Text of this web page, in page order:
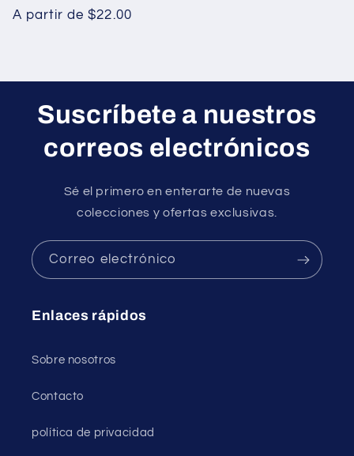
Precio
A partir de $22.00
Suscríbete a nuestros
correos electrónicos
Sé el primero en enterarte de nuevas
colecciones y ofertas exclusivas.
Correo electrónico
Enlaces rápidos
Sobre nosotros
Contacto
política de privacidad